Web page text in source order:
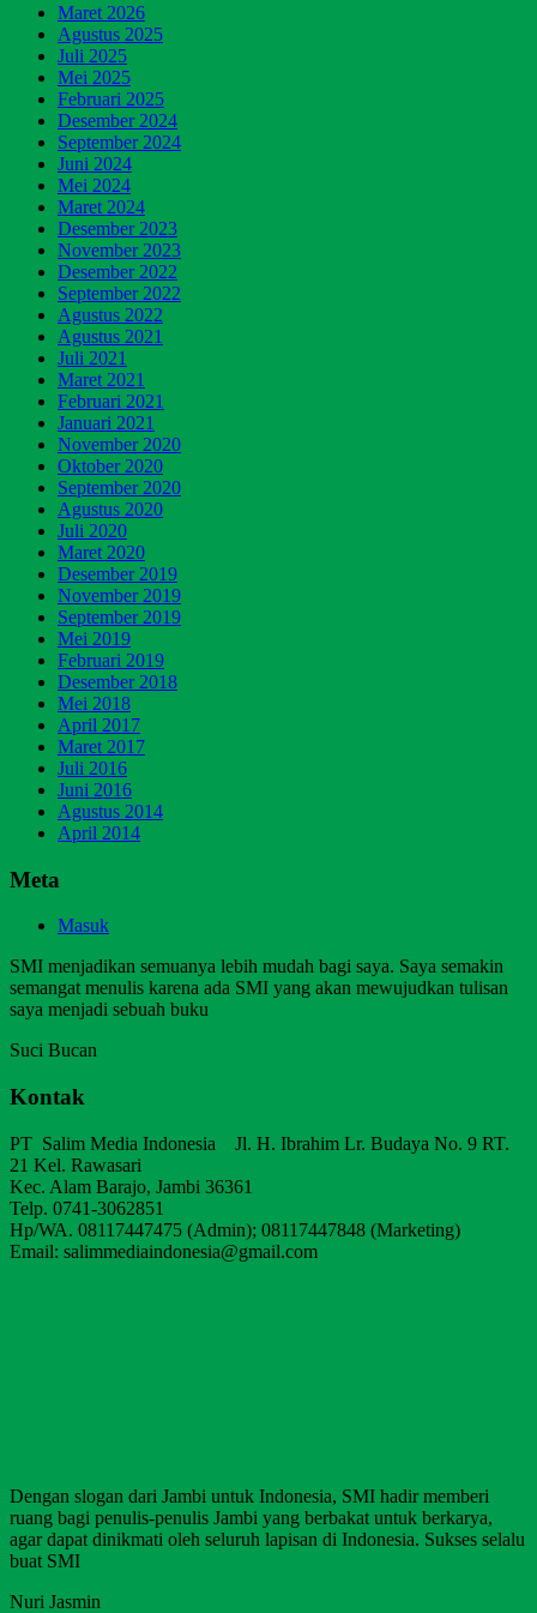
Maret 2026
Agustus 2025
Juli 2025
Mei 2025
Februari 2025
Desember 2024
September 2024
Juni 2024
Mei 2024
Maret 2024
Desember 2023
November 2023
Desember 2022
September 2022
Agustus 2022
Agustus 2021
Juli 2021
Maret 2021
Februari 2021
Januari 2021
November 2020
Oktober 2020
September 2020
Agustus 2020
Juli 2020
Maret 2020
Desember 2019
November 2019
September 2019
Mei 2019
Februari 2019
Desember 2018
Mei 2018
April 2017
Maret 2017
Juli 2016
Juni 2016
Agustus 2014
April 2014
Meta
Masuk
SMI menjadikan semuanya lebih mudah bagi saya. Saya semakin
semangat menulis karena ada SMI yang akan mewujudkan tulisan
saya menjadi sebuah buku
Suci Bucan
Kontak
PT Salim Media Indonesia Jl. H. Ibrahim Lr. Budaya No. 9 RT.
21 Kel. Rawasari
Kec. Alam Barajo, Jambi 36361
Telp. 0741-3062851
Hp/WA. 08117447475 (Admin); 08117447848 (Marketing)
Email: salimmediaindonesia@gmail.com
Dengan slogan dari Jambi untuk Indonesia, SMI hadir memberi
ruang bagi penulis-penulis Jambi yang berbakat untuk berkarya,
agar dapat dinikmati oleh seluruh lapisan di Indonesia. Sukses selalu
buat SMI
Nuri Jasmin